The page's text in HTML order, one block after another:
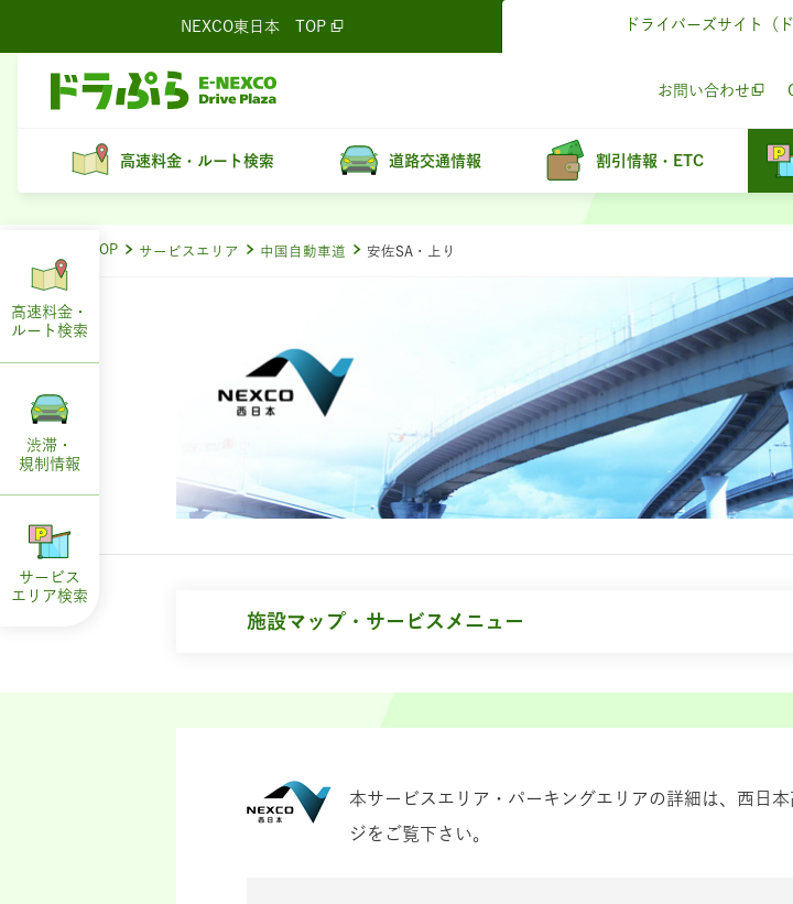
NEXCO東日本 TOP ドライバーズサイト （
お問い合わせ
高速料金・ルート検索 道路交通情報 割引情報・ETC
ドラぷらTOP サービスエリア 中国自動車道 安佐SA・上り
施設マップ・サービスメニュー
本サービスエリア・パーキングエリアの詳細は、西日
ジをご覧下さい。
高速料金・
ルート 検索
渋滞・
規制情報
サービス
エリア検索